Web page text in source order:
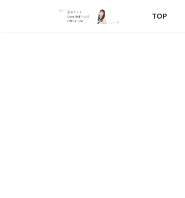
TOP